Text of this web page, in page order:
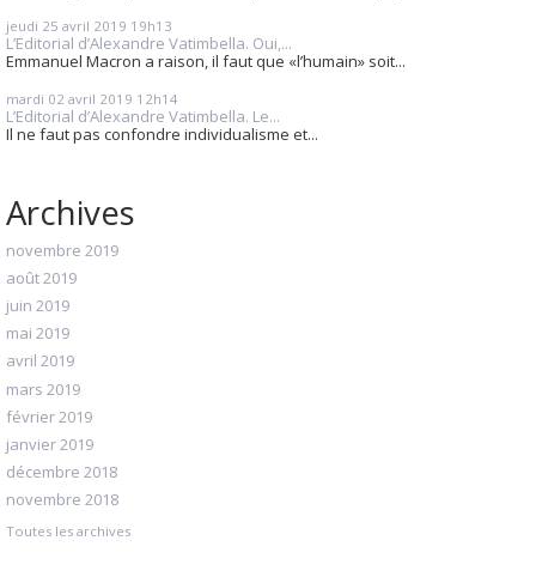
jeudi 25 avril 2019 19h13
L’Editorial d’Alexandre Vatimbella. Oui,...
Emmanuel Macron a raison, il faut que «l’humain» soit...
mardi 02 avril 2019 12h14
L’Editorial d’Alexandre Vatimbella. Le...
Il ne faut pas confondre individualisme et...
Archives
novembre 2019
août 2019
juin 2019
mai 2019
avril 2019
mars 2019
février 2019
janvier 2019
décembre 2018
novembre 2018
Toutes les archives